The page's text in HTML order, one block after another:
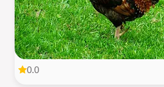
0.0